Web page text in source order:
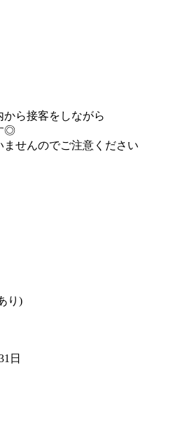
ら接客をしながら
◎
せんのでご注意ください
り)
日